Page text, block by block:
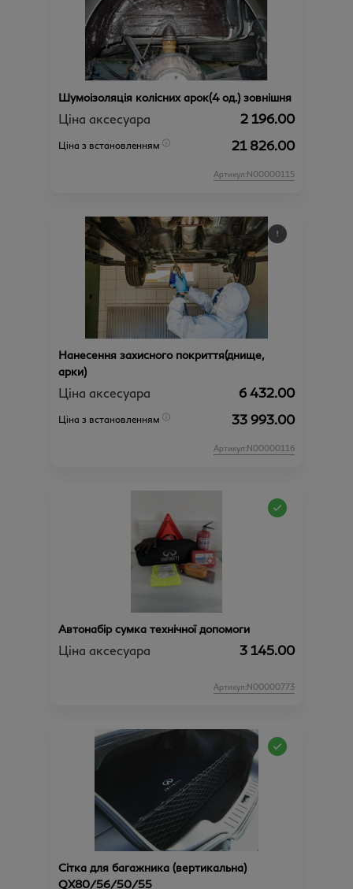
Шумоізоляція колісних арок(4 од.) зовнішня
Ціна аксесуара 2 196.00
Ціна з встановленням 21 826.00
Артикул:N00000115
Нанесення захисного покриття(днище,
арки)
Ціна аксесуара 6 432.00
Ціна з встановленням 33 993.00
Артикул:N00000116
Автонабір сумка технічної допомоги
Ціна аксесуара 3 145.00
Артикул:N00000773
Сітка для багажника (вертикальна)
QX80/56/50/55